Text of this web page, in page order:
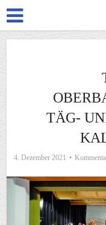
TÄG-
4. Dezember 2021